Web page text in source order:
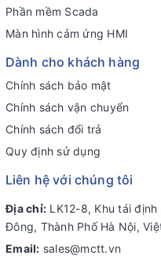
Phần mềm Scada
Màn hình cảm ứng HMI
Dành cho khách hàng
Chính sách bảo mật
Chính sách vận chuyển
Chính sách đổi trả
Quy định sử dụng
Liên hệ với chúng tôi
Địa chỉ: LK12-8, Khu tái
Đông, Thành Phố Hà Nội,
Email: sales@mctt.vn